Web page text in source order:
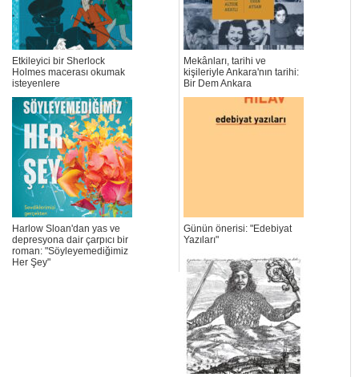
Etkileyici bir Sherlock
Holmes macerası okumak
isteyenlere
Mekânları, tarihi ve
kişileriyle Ankara'nın tarihi:
Bir Dem Ankara
Harlow Sloan'dan yas ve
depresyona dair çarpıcı bir
roman: "Söyleyemediğimiz
Her Şey"
Günün önerisi: "Edebiyat
Yazıları"